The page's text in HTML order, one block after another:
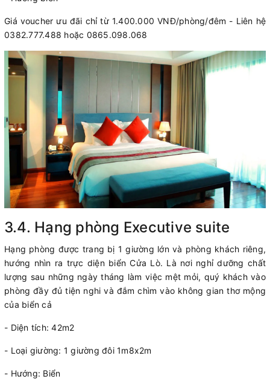
Giá voucher ưu đãi chỉ từ 1.400.000 VNĐ/phòng/đêm - Liên hệ
0382.777.488 hoặc 0865.098.068
3.4. Hạng phòng Executive suite
Hạng phòng được trang bị 1 giường lớn và phòng khách riêng,
hướng nhìn ra trực diện biển Cửa Lò. Là nơi nghỉ dưỡng chất
lượng sau những ngày tháng làm việc mệt mỏi, quý khách vào
phòng đầy đủ tiện nghi và đắm chìm vào không gian thơ mộng
của biển cả
- Diện tích: 42m2
- Loại giường: 1 giường đôi 1m8x2m
- Hướng: Biển